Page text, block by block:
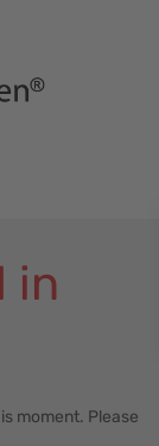
in
moment. Please